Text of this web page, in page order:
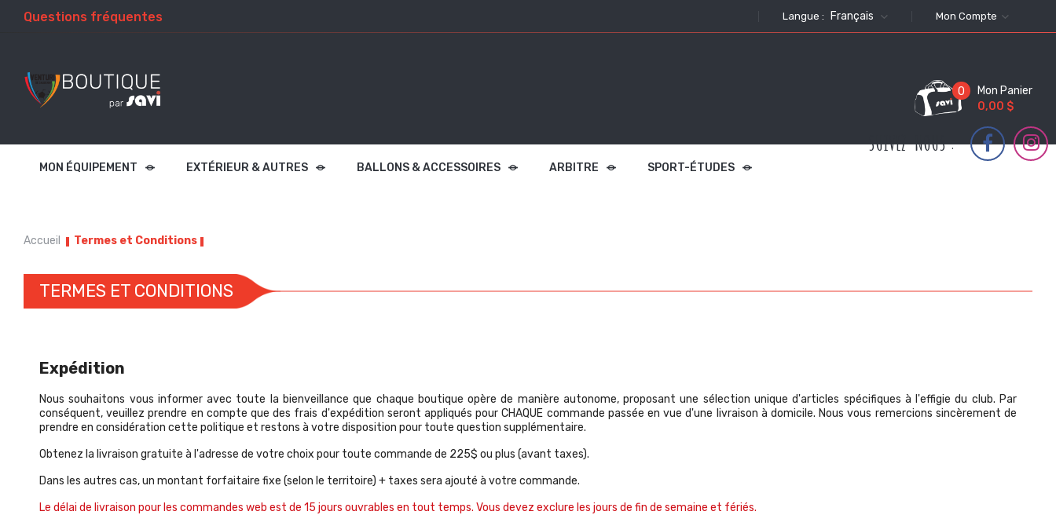
Questions fréquentes Mon Compte
Langue : Français
Mon Panier
0
0,00 $
SUIVEZ-NOUS :
MON ÉQUIPEMENT EXTÉRIEUR & AUTRES BALLONS & ACCESSOIRES ARBITRE SPORT-ÉTUDES
Accueil Termes et Conditions
TERMES ET CONDITIONS
Expédition
Nous souhaitons vous informer avec toute la bienveillance que chaque boutique opère de manière autonome, proposant une sélection unique d'articles spécifiques à l'effigie du club. Par
conséquent, veuillez prendre en compte que des frais d'expédition seront appliqués pour CHAQUE commande passée en vue d'une livraison à domicile. Nous vous remercions sincèrement de
prendre en considération cette politique et restons à votre disposition pour toute question supplémentaire.
Obtenez la livraison gratuite à l'adresse de votre choix pour toute commande de 225$ ou plus (avant taxes).
Dans les autres cas, un montant forfaitaire fixe (selon le territoire) + taxes sera ajouté à votre commande.
Le délai de livraison pour les commandes web est de 15 jours ouvrables en tout temps. Vous devez exclure les jours de fin de semaine et fériés.